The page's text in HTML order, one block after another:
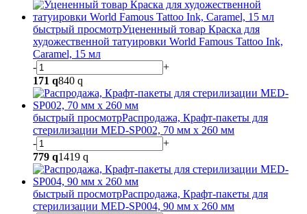
быстрый просмотрУцененный товар Краска для
художественной татуировки World Famous Tattoo Ink,
Caramel, 15 мл
-
+
171 q840 q
быстрый просмотрРаспродажа, Крафт-пакеты для
стерилизации MED-SP002, 70 мм х 260 мм
-
+
779 q1419 q
быстрый просмотрРаспродажа, Крафт-пакеты для
стерилизации MED-SP004, 90 мм х 260 мм